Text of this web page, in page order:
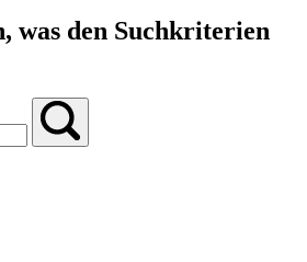
was den Suchkriterien